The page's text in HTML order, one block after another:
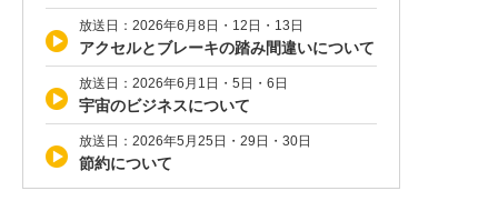
放送日：2026年6月8日・12日・13日
アクセルとブレーキの踏み間違いについて
放送日：2026年6月1日・5日・6日
宇宙のビジネスについて
放送日：2026年5月25日・29日・30日
節約について